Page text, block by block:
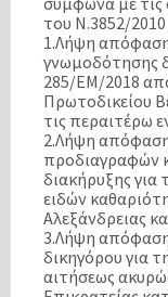
του Ν.3852/
1.Λήψη
γνωμοδότησης
285/ΕΜ/2018
Πρωτοδικείου
τις περαιτέρω
2.Λήψη
προδιαγραφών
διακήρυξης για
ειδών
Αλεξάνδρειας
3.Λήψη
δικηγόρου για
αιτήσεως